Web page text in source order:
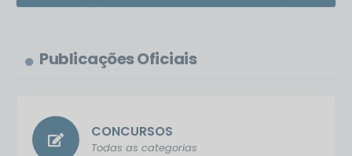
Publicações Oficiais
CONCURSOS
Todas as categorias